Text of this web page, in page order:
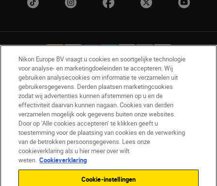
NL Nikon Sites
Contact opnemen
Privacyverklaring
Gebruiksvoorwaarden
Nikon Store - Algemene voorwaarden
Cookieverklaring
Toegankelijkheid
Cookie-instellingen
© 2026 Nikon
Nikon Europe BV vraagt u cookies en soortgelijke technologie
voor analyse- en marketingdoeleinden te accepteren. Wij
gebruiken analysecookies om informatie te verzamelen uit
gebruikersgegevens. Derden plaatsen marketingcookies
zodat wij advertenties kunnen afstemmen op u en de
effectiviteit daarvan kunnen nagaan. Cookies van derden
verzamelen mogelijk ook gegevens buiten onze websites.
Door op ‘Alle cookies accepteren’ te klikken geeft u
toestemming voor de plaatsing van cookies en de verwerking
van de betrokken persoonsgegevens. Lees onze
cookieverklaring als u hier meer over wilt
weten. Cookieverklaring
Cookie-instellingen